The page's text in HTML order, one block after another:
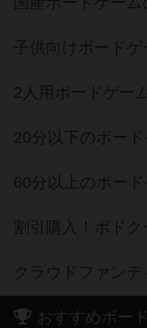
子供向けボード
2人用ボードゲー
20分以下のボー
60分以上のボー
割引購入！ボドク
クラウドファン
おすすめボー